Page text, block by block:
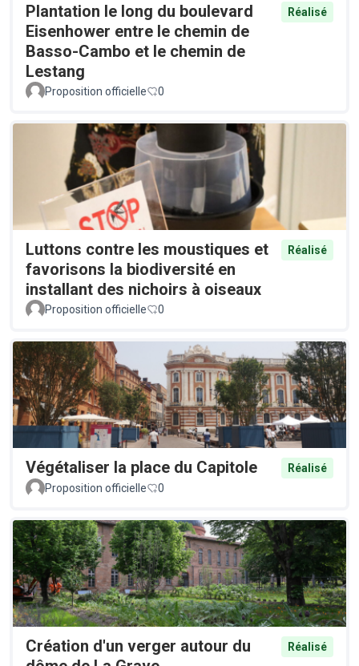
Plantation le long du boulevard
Eisenhower entre le chemin de
Basso-Cambo et le chemin de
Lestang
Réalisé
Proposition officielle 0
Luttons contre les moustiques et
favorisons la biodiversité en
installant des nichoirs à oiseaux
Réalisé
Proposition officielle 0
Végétaliser la place du Capitole
Réalisé
Proposition officielle
0
Création d'un verger autour du
Réalisé